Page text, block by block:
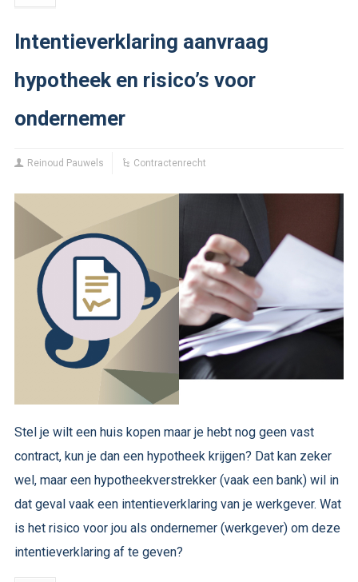
Intentieverklaring aanvraag
hypotheek en risico’s voor
ondernemer
Reinoud Pauwels Contractenrecht
Stel je wilt een huis kopen maar je hebt nog geen vast
contract, kun je dan een hypotheek krijgen? Dat kan zeker
wel, maar een hypotheekverstrekker (vaak een bank) wil in
dat geval vaak een intentieverklaring van je werkgever. Wat
is het risico voor jou als ondernemer (werkgever) om deze
intentieverklaring af te geven?